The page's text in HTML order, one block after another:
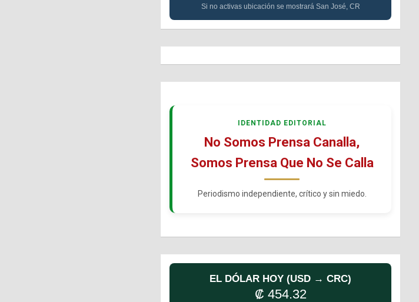
Si no activas ubicación se mostrará San José, CR
IDENTIDAD EDITORIAL
No Somos Prensa Canalla,
Somos Prensa Que No Se Calla
Periodismo independiente, crítico y sin miedo.
EL DÓLAR HOY (USD → CRC)
₡ 454.32